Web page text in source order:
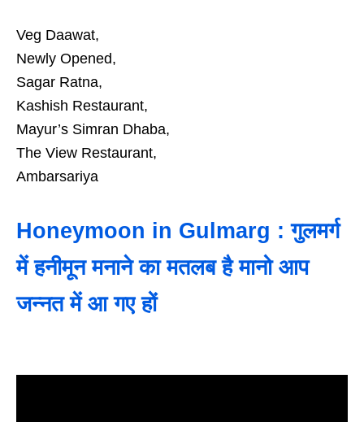
Veg Daawat,
Newly Opened,
Sagar Ratna,
Kashish Restaurant,
Mayur’s Simran Dhaba,
The View Restaurant,
Ambarsariya
Honeymoon in Gulmarg : गुलमर्ग
में हनीमून मनाने का मतलब है मानो आप
जन्नत में आ गए हों